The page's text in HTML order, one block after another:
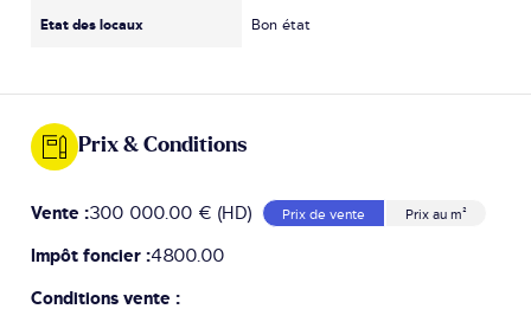
Etat des locaux Bon état
Prix & Conditions
Vente :300 000.00 € (HD) Prix de vente Prix au m²
Impôt foncier :4800.00
Conditions vente :